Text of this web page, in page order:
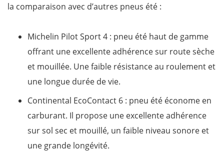
la comparaison avec d’autres pneus été :
Michelin Pilot Sport 4 : pneu été haut de gamme
offrant une excellente adhérence sur route sèche
et mouillée. Une faible résistance au roulement et
une longue durée de vie.
Continental EcoContact 6 : pneu été économe en
carburant. Il propose une excellente adhérence
sur sol sec et mouillé, un faible niveau sonore et
une grande longévité.